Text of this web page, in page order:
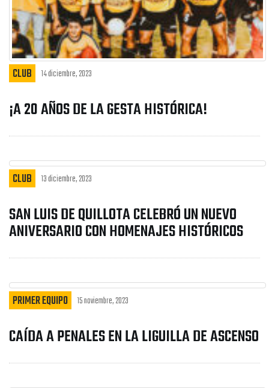
CLUB 14 diciembre, 2023
¡A 20 AÑOS DE LA GESTA HISTÓRICA!
CLUB 13 diciembre, 2023
SAN LUIS DE QUILLOTA CELEBRÓ UN NUEVO
ANIVERSARIO CON HOMENAJES HISTÓRICOS
PRIMER EQUIPO 15 noviembre, 2023
CAÍDA A PENALES EN LA LIGUILLA DE ASCENSO